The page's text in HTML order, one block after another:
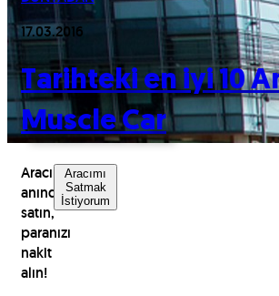
17.03.2016
Tarihteki en iyi 10
Muscle Car
Aracınızı
anında
satın,
paranızı
nakit
alın!
Aracımı
Satmak
İstiyorum